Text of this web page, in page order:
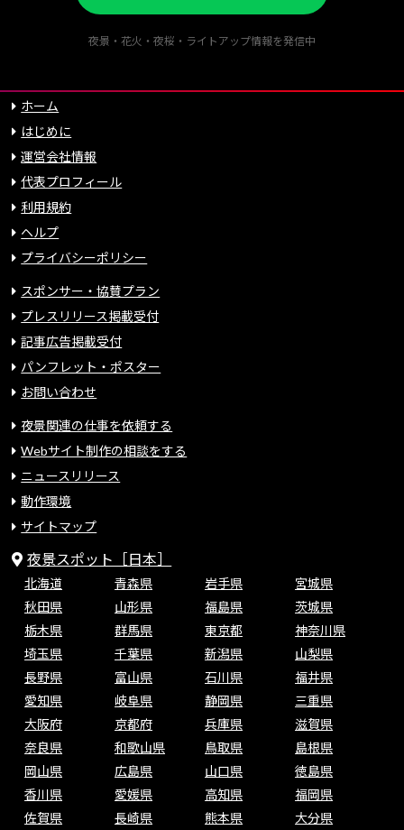
夜景・花火・夜桜・ライトアップ情報を発信中
ホーム
はじめに
運営会社情報
代表プロフィール
利用規約
ヘルプ
プライバシーポリシー
スポンサー・協賛プラン
プレスリリース掲載受付
記事広告掲載受付
パンフレット・ポスター
お問い合わせ
夜景関連の仕事を依頼する
Webサイト制作の相談をする
ニュースリリース
動作環境
サイトマップ
夜景スポット［日本］
北海道 青森県 岩手県
宮城県
秋田県
山形県 福島県
茨城県
栃木県
群馬県 東京都
神奈川県
埼玉県
千葉県 新潟県
山梨県
長野県
富山県 石川県
福井県
愛知県
岐阜県 静岡県
三重県
大阪府
京都府 兵庫県
滋賀県
奈良県
和歌山県 鳥取県
島根県
岡山県
広島県 山口県
徳島県
香川県
愛媛県 高知県
福岡県
佐賀県
長崎県 熊本県
大分県